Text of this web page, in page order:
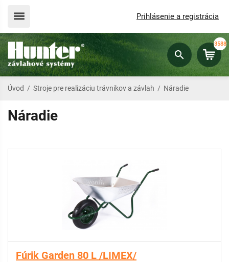
Prihlásenie a registrácia
3588
Úvod / Stroje pre realizáciu trávnikov a závlah / Náradie
Náradie
Fúrik Garden 80 L /LIMEX/